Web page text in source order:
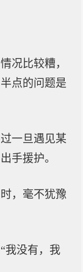
况比较糟，
点的问题是
一旦遇见某
手援护。
，毫不犹豫
我没有，我